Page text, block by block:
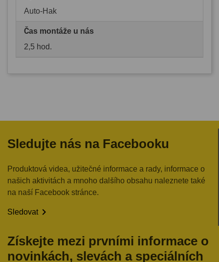
Auto-Hak
Čas montáže u nás
2,5 hod.
Sledujte nás na Facebooku
Produktová videa, užitečné informace a rady, informace o
našich aktivitách a mnoho dalšího obsahu naleznete také
na naší Facebook stránce.
Sledovat
Získejte mezi prvními informace o
novinkách, slevách a speciálních